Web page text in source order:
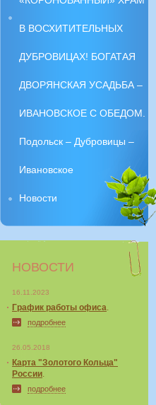
В ВОСХИТИТЕЛЬНЫХ
ДУБРОВИЦАХ! БОГАТАЯ
ДВОРЯНСКАЯ УСАДЬБА –
ИВАНОВСКОЕ С ОБЕДОМ.
Подольск – Дубровицы –
Ивановское
Новости
НОВОСТИ
16.11.2023
График работы офиса.
подробнее
26.05.2018
Карта "Золотого Кольца"
России.
подробнее